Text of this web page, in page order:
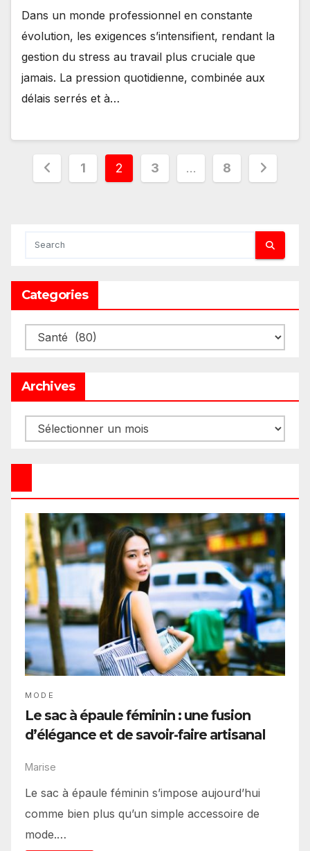
Dans un monde professionnel en constante
évolution, les exigences s’intensifient, rendant la
gestion du stress au travail plus cruciale que
jamais. La pression quotidienne, combinée aux
délais serrés et à…
Pagination
1 2 3 … 8
Categories
Categories
Archives
Archives
MODE
Le sac à épaule féminin : une fusion
d’élégance et de savoir-faire artisanal
Marise
Le sac à épaule féminin s’impose aujourd’hui
comme bien plus qu’un simple accessoire de
mode.…